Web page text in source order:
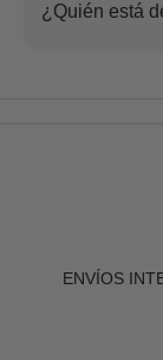
¿Quién está
ENVÍOS